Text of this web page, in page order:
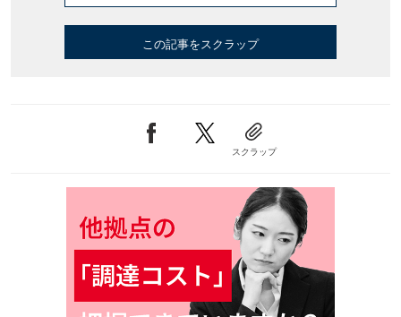
この記事をスクラップ
スクラップ